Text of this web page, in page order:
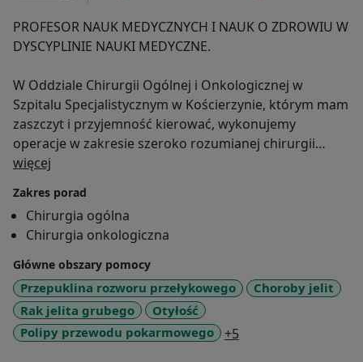
PROFESOR NAUK MEDYCZNYCH I NAUK O ZDROWIU W
DYSCYPLINIE NAUKI MEDYCZNE.
W Oddziale Chirurgii Ogólnej i Onkologicznej w
Szpitalu Specjalistycznym w Kościerzynie, którym mam
zaszczyt i przyjemność kierować, wykonujemy
operacje w zakresie szeroko rozumianej chirurgii
ogólnej oraz chirurgii onkologicznej, a także chirurgii
otyłości (bariatrycznej).
• Operacje górnego i dolnego odcinka przewodu
pokarmowego: żołądka, dwunastnicy jelita cienkiego,
jelita grubego i odbytnicy (ze szczególnym
uwzględnieniem chorób nowotworowych)
• Operacje połączenia przełykowo-żołądkowego
(choroba refluksowa, przepuklina rozworu
przełykowego, kurcz wpustu)
więcej
Zakres porad
Chirurgia ogólna
Chirurgia onkologiczna
Główne obszary pomocy
Przepuklina rozworu przełykowego
Choroby jelit
Rak jelita grubego
Otyłość
Polipy przewodu pokarmowego
+5